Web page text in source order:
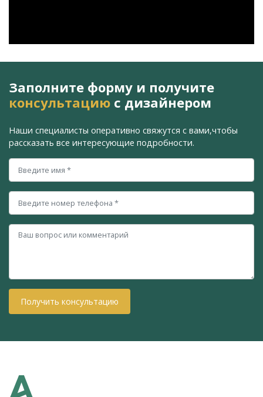
Заполните форму и получите
консультацию с дизайнером
Наши специалисты оперативно свяжутся с вами,чтобы
рассказать все интересующие подробности.
Получить консультацию